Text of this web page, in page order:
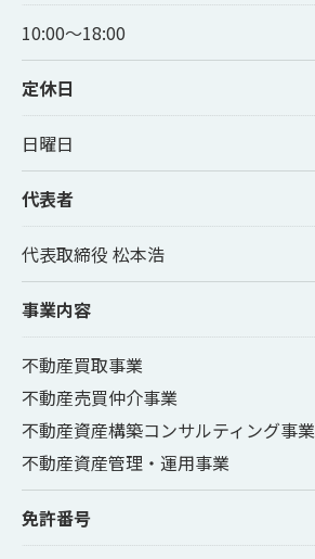
10:00～18:00
定休日
日曜日
代表者
代表取締役 松本浩
事業内容
不動産買取事業
不動産売買仲介事業
不動産資産構築コンサルティング事業
不動産資産管理・運用事業
免許番号